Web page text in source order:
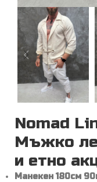
Nomad
Мъжко
и етно
Манекен 180см